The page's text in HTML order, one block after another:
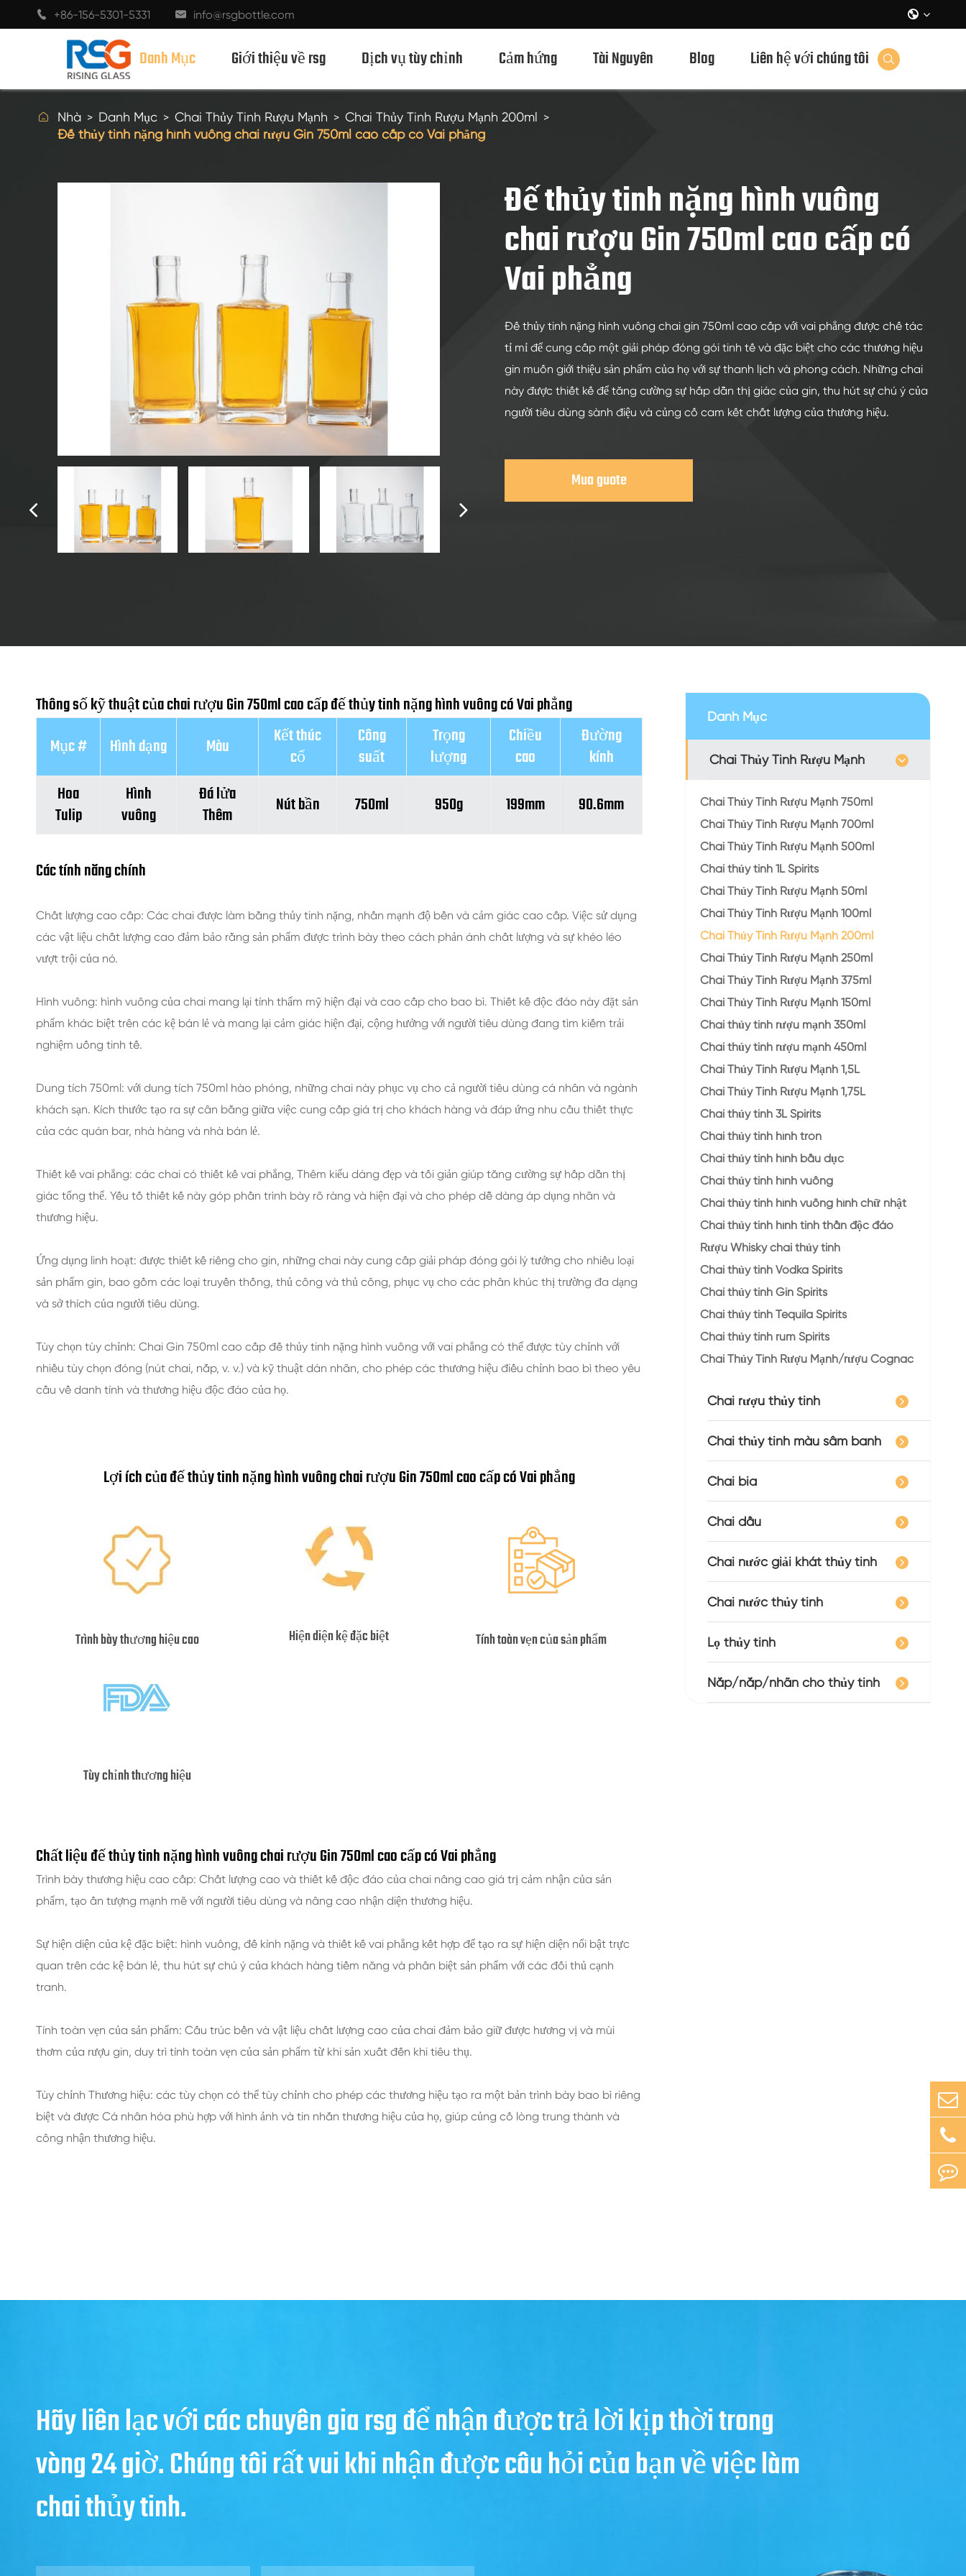
 +86-156-5301-5331  info@rsgbottle.com 
Danh Mục
CHAI RƯỢU THỦY TINH
CHAI NƯỚC GIẢI KHÁT THỦY TINH
CHAI NƯỚC THỦY TINH
LỌ THỦY TINH
Chai Thủy Tinh Rượu Mạnh 700ml
Chai Thủy Tinh Rượu Mạnh 200ml
Chai Thủy Tinh Rượu Mạnh 250ml
Chai Thủy Tinh Rượu Mạnh 375ml
Chai Thủy Tinh Rượu Mạnh 150ml
Giới thiệu về rsg Dịch vụ tùy chỉnh Cảm hứng Tài Nguyên Blog Liên hệ với chúng tôi 
 Nhà Danh Mục Chai Thủy Tinh Rượu Mạnh
Chai Thủy Tinh Rượu Mạnh 200ml
Đế thủy tinh nặng hình vuông chai rượu Gin 750ml cao cấp có Vai phẳng
Đế thủy tinh nặng hình vuông
chai rượu Gin 750ml cao cấp có
Vai phẳng
Đế thủy tinh nặng hình vuông chai gin 750ml cao cấp với vai phẳng được chế tác
tỉ mỉ để cung cấp một giải pháp đóng gói tinh tế và đặc biệt cho các thương hiệu
gin muốn giới thiệu sản phẩm của họ với sự thanh lịch và phong cách. Những chai
này được thiết kế để tăng cường sự hấp dẫn thị giác của gin, thu hút sự chú ý của
người tiêu dùng sành điệu và củng cố cam kết chất lượng của thương hiệu.
Mua guote
Thông số kỹ thuật của chai rượu Gin 750ml cao cấp đế thủy tinh nặng hình vuông có Vai phẳng
Mục #
Hình dạng Màu
Kết thúc
cổ
Công
suất
Trọng
lượng
Chiều
cao
Đường
kính
Hoa
Tulip
Hình
vuông
Đá lửa
Thêm
Nút bần 750ml 950g 199mm 90.6mm
Các tính năng chính
Chất lượng cao cấp: Các chai được làm bằng thủy tinh nặng, nhấn mạnh độ bền và cảm giác cao cấp. Việc sử dụng
các vật liệu chất lượng cao đảm bảo rằng sản phẩm được trình bày theo cách phản ánh chất lượng và sự khéo léo
vượt trội của nó.
Hình vuông: hình vuông của chai mang lại tính thẩm mỹ hiện đại và cao cấp cho bao bì. Thiết kế độc đáo này đặt sản
phẩm khác biệt trên các kệ bán lẻ và mang lại cảm giác hiện đại, cộng hưởng với người tiêu dùng đang tìm kiếm trải
nghiệm uống tinh tế.
Dung tích 750ml: với dung tích 750ml hào phóng, những chai này phục vụ cho cả người tiêu dùng cá nhân và ngành
khách sạn. Kích thước tạo ra sự cân bằng giữa việc cung cấp giá trị cho khách hàng và đáp ứng nhu cầu thiết thực
của các quán bar, nhà hàng và nhà bán lẻ.
Thiết kế vai phẳng: các chai có thiết kế vai phẳng, Thêm kiểu dáng đẹp và tối giản giúp tăng cường sự hấp dẫn thị
giác tổng thể. Yếu tố thiết kế này góp phần trình bày rõ ràng và hiện đại và cho phép dễ dàng áp dụng nhãn và
thương hiệu.
Ứng dụng linh hoạt: được thiết kế riêng cho gin, những chai này cung cấp giải pháp đóng gói lý tưởng cho nhiều loại
sản phẩm gin, bao gồm các loại truyền thống, thủ công và thủ công, phục vụ cho các phân khúc thị trường đa dạng
và sở thích của người tiêu dùng.
Tùy chọn tùy chỉnh: Chai Gin 750ml cao cấp đế thủy tinh nặng hình vuông với vai phẳng có thể được tùy chỉnh với
nhiều tùy chọn đóng (nút chai, nắp, v. v.) và kỹ thuật dán nhãn, cho phép các thương hiệu điều chỉnh bao bì theo yêu
cầu về danh tính và thương hiệu độc đáo của họ.
Lợi ích của đế thủy tinh nặng hình vuông chai rượu Gin 750ml cao cấp có Vai phẳng
Trình bày thương hiệu cao Hiện diện kệ đặc biệt Tính toàn vẹn của sản phẩm
Tùy chỉnh thương hiệu
Chất liệu đế thủy tinh nặng hình vuông chai rượu Gin 750ml cao cấp có Vai phẳng
Trình bày thương hiệu cao cấp: Chất lượng cao và thiết kế độc đáo của chai nâng cao giá trị cảm nhận của sản
phẩm, tạo ấn tượng mạnh mẽ với người tiêu dùng và nâng cao nhận diện thương hiệu.
Sự hiện diện của kệ đặc biệt: hình vuông, đế kính nặng và thiết kế vai phẳng kết hợp để tạo ra sự hiện diện nổi bật trực
quan trên các kệ bán lẻ, thu hút sự chú ý của khách hàng tiềm năng và phân biệt sản phẩm với các đối thủ cạnh
tranh.
Tính toàn vẹn của sản phẩm: Cấu trúc bền và vật liệu chất lượng cao của chai đảm bảo giữ được hương vị và mùi
thơm của rượu gin, duy trì tính toàn vẹn của sản phẩm từ khi sản xuất đến khi tiêu thụ.
Tùy chỉnh Thương hiệu: các tùy chọn có thể tùy chỉnh cho phép các thương hiệu tạo ra một bản trình bày bao bì riêng
biệt và được Cá nhân hóa phù hợp với hình ảnh và tin nhắn thương hiệu của họ, giúp củng cố lòng trung thành và
công nhận thương hiệu.
Danh Mục
Chai Thủy Tinh Rượu Mạnh
Chai Thủy Tinh Rượu Mạnh 750ml
Chai Thủy Tinh Rượu Mạnh 700ml
Chai Thủy Tinh Rượu Mạnh 500ml
Chai thủy tinh 1L Spirits
Chai Thủy Tinh Rượu Mạnh 50ml
Chai Thủy Tinh Rượu Mạnh 100ml
Chai Thủy Tinh Rượu Mạnh 200ml
Chai Thủy Tinh Rượu Mạnh 250ml
Chai Thủy Tinh Rượu Mạnh 375ml
Chai Thủy Tinh Rượu Mạnh 150ml
Chai thủy tinh rượu mạnh 350ml
Chai thủy tinh rượu mạnh 450ml
Chai Thủy Tinh Rượu Mạnh 1,5L
Chai Thủy Tinh Rượu Mạnh 1,75L
Chai thủy tinh 3L Spirits
Chai thủy tinh hình tròn
Chai thủy tinh hình bầu dục
Chai thủy tinh hình vuông
Chai thủy tinh hình vuông hình chữ nhật
Chai thủy tinh hình tinh thần độc đáo
Rượu Whisky chai thủy tinh
Chai thủy tinh Vodka Spirits
Chai thủy tinh Gin Spirits
Chai thủy tinh Tequila Spirits
Chai thủy tinh rum Spirits
Chai Thủy Tinh Rượu Mạnh/rượu Cognac
Chai rượu thủy tinh
Chai thủy tinh màu sâm banh
Chai bia
Chai dầu
Chai nước giải khát thủy tinh
Chai nước thủy tinh
Lọ thủy tinh
Nắp/nắp/nhãn cho thủy tinh
Hãy liên lạc với các chuyên gia rsg để nhận được trả lời kịp thời trong
vòng 24 giờ. Chúng tôi rất vui khi nhận được câu hỏi của bạn về việc làm
chai thủy tinh.